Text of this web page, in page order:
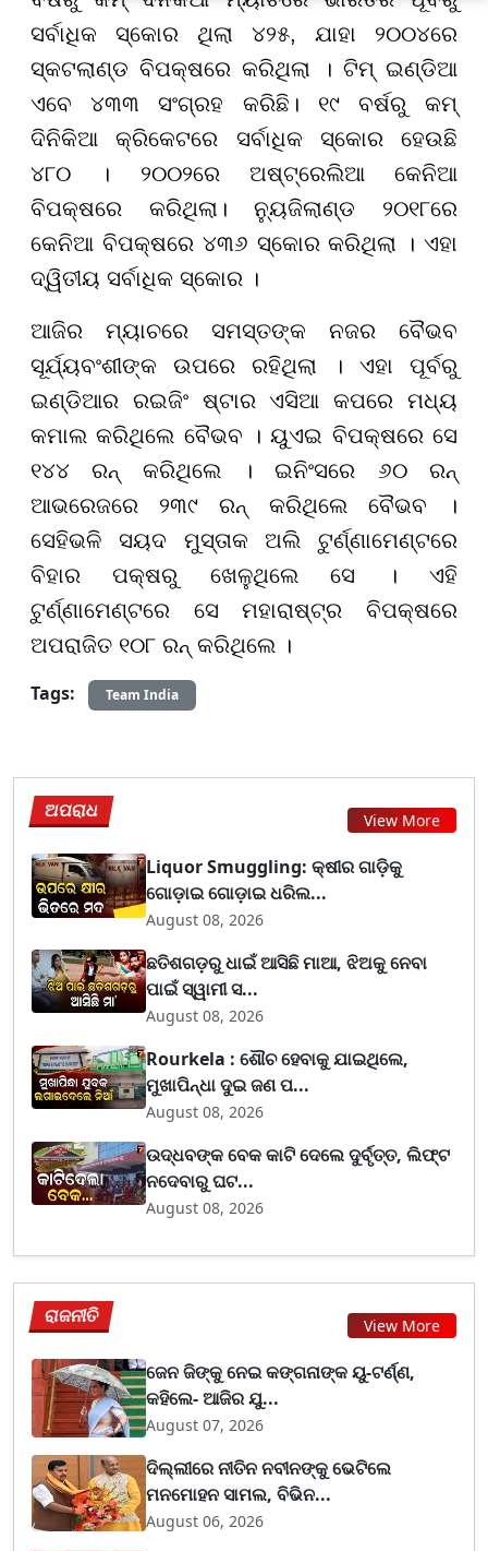
ସର୍ବାଧିକ ସ୍କୋର ଥିଲା ୪୨୫, ଯାହା ୨୦୦୪ରେ
ସ୍କଟଲାଣ୍ଡ ବିପକ୍ଷରେ କରିଥିଲା । ଟିମ୍ ଇଣ୍ଡିଆ
ଏବେ ୪୩୩ ସଂଗ୍ରହ କରିଛି। ୧୯ ବର୍ଷରୁ କମ୍
ଦିନିକିଆ କ୍ରିକେଟରେ ସର୍ବାଧିକ ସ୍କୋର ହେଉଛି
୪୮୦ । ୨୦୦୨ରେ ଅଷ୍ଟ୍ରେଲିଆ କେନିଆ
ବିପକ୍ଷରେ କରିଥିଲା। ନ୍ୟୁଜିଲାଣ୍ଡ ୨୦୧୮ରେ
କେନିଆ ବିପକ୍ଷରେ ୪୩୬ ସ୍କୋର କରିଥିଲା । ଏହା
ଦ୍ୱିତୀୟ ସର୍ବାଧିକ ସ୍କୋର ।
ଆଜିର ମ୍ୟାଚରେ ସମସ୍ତଙ୍କ ନଜର ବୈଭବ
ସୂର୍ଯ୍ୟବଂଶୀଙ୍କ ଉପରେ ରହିଥିଲା । ଏହା ପୂର୍ବରୁ
ଇଣ୍ଡିଆର ରଇଜିଂ ଷ୍ଟାର ଏସିଆ କପରେ ମଧ୍ୟ
କମାଲ କରିଥିଲେ ବୈଭବ । ୟୁଏଇ ବିପକ୍ଷରେ ସେ
୧୪୪ ରନ୍ କରିଥିଲେ । ଇନିଂସରେ ୬୦ ରନ୍
ଆଭରେଜରେ ୨୩୯ ରନ୍ କରିଥିଲେ ବୈଭବ ।
ସେହିଭଳି ସୟଦ ମୁସ୍ତାକ ଅଲି ଟୁର୍ଣ୍ଣାମେଣ୍ଟରେ
ବିହାର ପକ୍ଷରୁ ଖେଳୁଥିଲେ ସେ । ଏହି
ଟୁର୍ଣ୍ଣାମେଣ୍ଟରେ ସେ ମହାରାଷ୍ଟ୍ର ବିପକ୍ଷରେ
ଅପରାଜିତ ୧୦୮ ରନ୍ କରିଥିଲେ ।
Tags:
Team India
ଅପରାଧ View More
Liquor Smuggling: କ୍ଷୀର ଗାଡ଼ିକୁ
ଗୋଡ଼ାଇ ଗୋଡ଼ାଇ ଧରିଲ...
August 08, 2026
ଛତିଶଗଡ଼ରୁ ଧାଇଁ ଆସିଛି ମାଆ, ଝିଅକୁ ନେବା
ପାଇଁ ସ୍ୱାମୀ ସ...
August 08, 2026
Rourkela : ଶୌଚ ହେବାକୁ ଯାଇଥିଲେ,
ମୁଖାପିନ୍ଧା ଦୁଇ ଜଣ ପ...
August 08, 2026
ଉଦ୍ଧବଙ୍କ ବେକ କାଟି ଦେଲେ ଦୁର୍ବୃତ୍ତ, ଲିଫ୍ଟ
ନଦେବାରୁ ଘଟ...
August 08, 2026
ରାଜନୀତି View More
ଜେନ ଜିଙ୍କୁ ନେଇ କଙ୍ଗନାଙ୍କ ୟୁ-ଟର୍ଣ୍ଣ,
କହିଲେ- ଆଜିର ଯୁ...
August 07, 2026
ଦିଲ୍ଲୀରେ ନୀତିନ ନବୀନଙ୍କୁ ଭେଟିଲେ
ମନମୋହନ ସାମଲ, ବିଭିନ...
August 06, 2026